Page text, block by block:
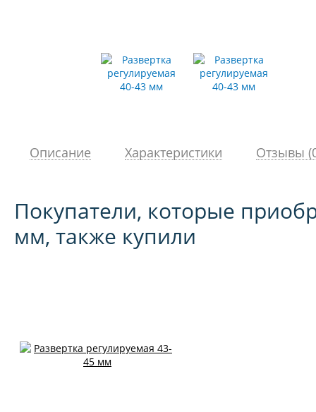
Описание Характеристики Отзывы
Покупатели, которые
мм, также купили